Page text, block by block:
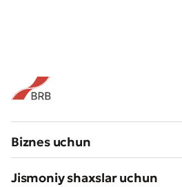
Yomon
Biznes uchun
Jismoniy shaxslar uchun